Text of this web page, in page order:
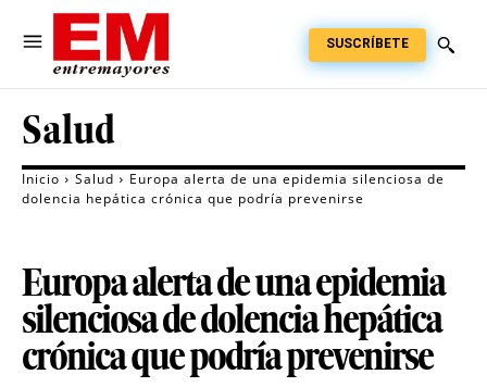
SUSCRÍBETE
Salud
Inicio Salud
Europa alerta de una epidemia silenciosa de
dolencia hepática crónica que podría prevenirse
Europa alerta de una epidemia
silenciosa de dolencia hepática
crónica que podría prevenirse